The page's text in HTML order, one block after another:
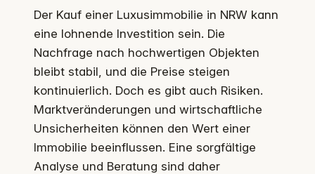
Der Kauf einer Luxusimmobilie in NRW kann
eine lohnende Investition sein. Die
Nachfrage nach hochwertigen Objekten
bleibt stabil, und die Preise steigen
kontinuierlich. Doch es gibt auch Risiken.
Marktveränderungen und wirtschaftliche
Unsicherheiten können den Wert einer
Immobilie beeinflussen. Eine sorgfältige
Analyse und Beratung sind daher